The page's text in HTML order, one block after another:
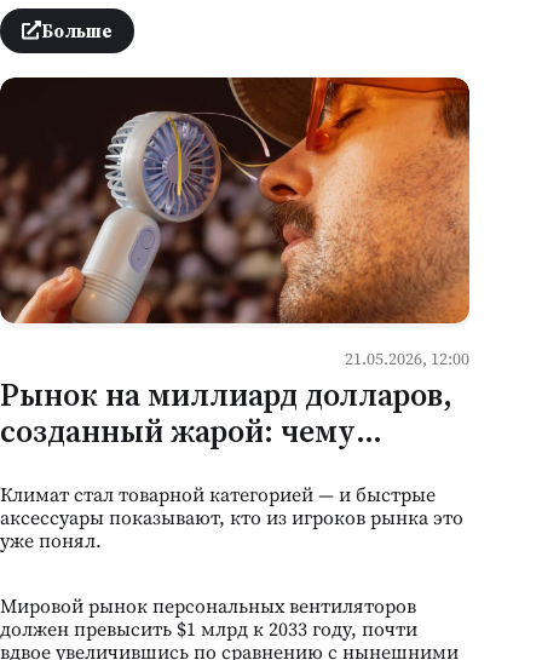
Больше
21.05.2026, 12:00
Рынок на миллиард долларов,
созданный жарой: чему
может научиться у бума
портативных вентиляторов
Климат стал товарной категорией — и быстрые
аксессуары показывают, кто из игроков рынка это
уже понял.
Мировой рынок персональных вентиляторов
должен превысить $1 млрд к 2033 году, почти
вдвое увеличившись по сравнению с нынешними